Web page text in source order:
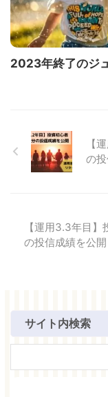
2023年終了のジ
【
の
【運用3.3年目
の投信成績を公開
サイト内検索